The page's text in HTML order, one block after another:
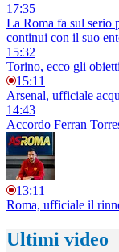
17:35
La Roma fa sul serio
continui con il suo
15:32
Torino, ecco gli
15:11
Arsenal, ufficiale
14:43
Accordo Ferran
13:11
Roma, ufficiale il
Ultimi video